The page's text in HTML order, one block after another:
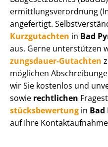
ermitt­lungs­ver­ord­nung
angefertigt.
Kurzgutachten in Bad
aus. Gerne unterstützen
zungs­dau­er-Gutachten
möglichen
wir Sie kostenlos und
sowie rechtlichen
stücks­be­wer­tung in
auf Ihre